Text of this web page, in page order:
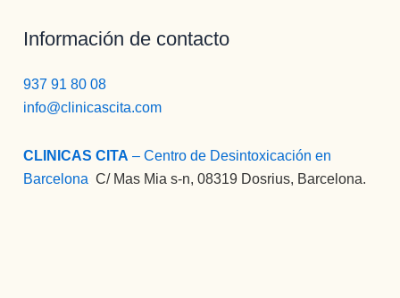
Información de contacto
937 91 80 08
info@clinicascita.com
CLINICAS CITA – Centro de Desintoxicación en
Barcelona :C/ Mas Mia s-n, 08319 Dosrius, Barcelona.